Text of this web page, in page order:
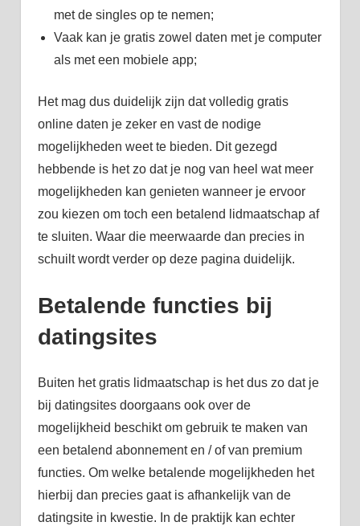
met de singles op te nemen;
Vaak kan je gratis zowel daten met je computer
als met een mobiele app;
Het mag dus duidelijk zijn dat volledig gratis
online daten je zeker en vast de nodige
mogelijkheden weet te bieden. Dit gezegd
hebbende is het zo dat je nog van heel wat meer
mogelijkheden kan genieten wanneer je ervoor
zou kiezen om toch een betalend lidmaatschap af
te sluiten. Waar die meerwaarde dan precies in
schuilt wordt verder op deze pagina duidelijk.
Betalende functies bij
datingsites
Buiten het gratis lidmaatschap is het dus zo dat je
bij datingsites doorgaans ook over de
mogelijkheid beschikt om gebruik te maken van
een betalend abonnement en / of van premium
functies. Om welke betalende mogelijkheden het
hierbij dan precies gaat is afhankelijk van de
datingsite in kwestie. In de praktijk kan echter